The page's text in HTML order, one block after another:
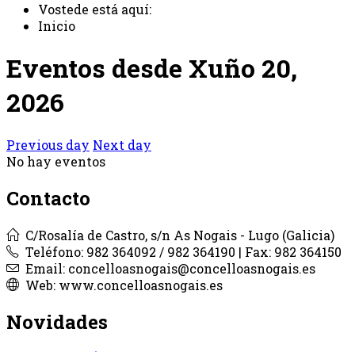
Vostede está aquí:
Inicio
Eventos desde Xuño 20,
2026
Previous day Next day
No hay eventos
Contacto
C/Rosalía de Castro, s/n As Nogais - Lugo (Galicia)
Teléfono: 982 364092 / 982 364190 | Fax: 982 364150
Email: concelloasnogais@concelloasnogais.es
Web: www.concelloasnogais.es
Novidades